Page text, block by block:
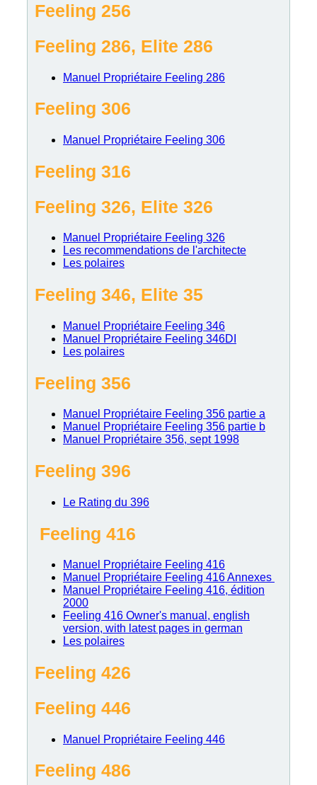
Feeling 256
Feeling 286, Elite 286
Manuel Propriétaire Feeling 286
Feeling 306
Manuel Propriétaire Feeling 306
Feeling 316
Feeling 326, Elite 326
Manuel Propriétaire Feeling 326
Les recommendations de l'architecte
Les polaires
Feeling 346, Elite 35
Manuel Propriétaire Feeling 346
Manuel Propriétaire Feeling 346DI
Les polaires
Feeling 356
Manuel Propriétaire Feeling 356 partie a
Manuel Propriétaire Feeling 356 partie b
Manuel Propriétaire 356, sept 1998
Feeling 396
Le Rating du 396
Feeling 416
Manuel Propriétaire Feeling 416
Manuel Propriétaire Feeling 416 Annexes
Manuel Propriétaire Feeling 416, édition
2000
Feeling 416 Owner's manual, english
version, with latest pages in german
Les polaires
Feeling 426
Feeling 446
Manuel Propriétaire Feeling 446
Feeling 486